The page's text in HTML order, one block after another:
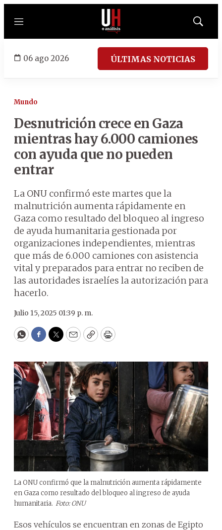
Menú
Mostrar
06 ago 2026 ÚLTIMAS NOTICIAS
Mundo
Desnutrición crece en Gaza
mientras hay 6.000 camiones
con ayuda que no pueden
entrar
La ONU confirmó este martes que la
malnutrición aumenta rápidamente en
Gaza como resultado del bloqueo al ingreso
de ayuda humanitaria gestionada por
organizaciones independientes, mientras
que más de 6.000 camiones con asistencia
vital y preparados para entrar no reciben de
las autoridades israelíes la autorización para
hacerlo.
Julio 15, 2025 01:39 p. m.
WhatsApp
Facebook
Twitter
EmailCopyPrint
La ONU confirmó que la malnutrición aumenta rápidamente
en Gaza como resultado del bloqueo al ingreso de ayuda
humanitaria. Foto: ONU
Esos vehículos se encuentran en zonas de Egipto